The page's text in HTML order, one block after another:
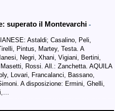
superato il Montevarchi -
Astaldi; Casalino, Peli,
Pintus, Martey, Testa. A
Negri, Xhani, Vigiani, Bertini,
Rossi. All.: Zanchetta. AQUILA
Lovari, Francalanci, Bassano,
A disposizione: Ermini, Ghelli,